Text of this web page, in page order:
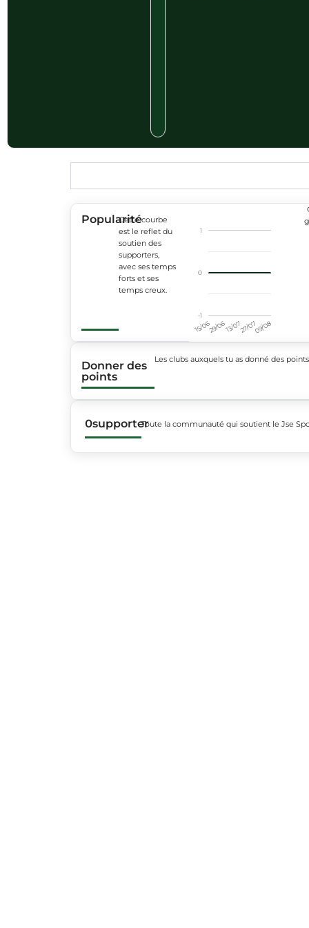
PopularitéCette courbe
est le reflet du
soutien des
supporters,
avec ses temps
forts et ses
temps creux.
15/0629/0613/0727/0709/08
-1
0
1
Donner des
points
Les clubs auxquels tu as donné des points
0supporterToute la communauté qui soutient le Jse